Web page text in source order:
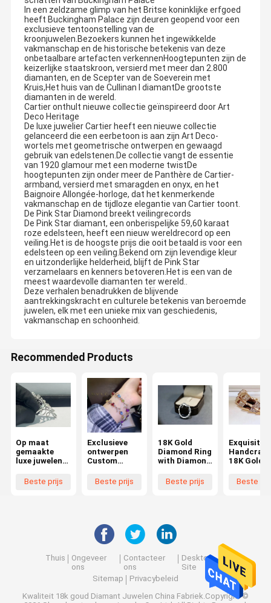
In een zeldzame glimp van het Britse koninklijke erfgoed
heeft Buckingham Palace zijn deuren geopend voor een
exclusieve tentoonstelling van de
kroonjuwelen.Bezoekers kunnen het ingewikkelde
vakmanschap en de historische betekenis van deze
onbetaalbare artefacten verkennenHoogtepunten zijn de
keizerlijke staatskroon, versierd met meer dan 2.800
diamanten, en de Scepter van de Soeverein met
Kruis,Het huis van de Cullinan I diamantDe grootste
diamanten in de wereld.
Cartier onthult nieuwe collectie geïnspireerd door Art
Deco Heritage
De luxe juwelier Cartier heeft een nieuwe collectie
gelanceerd die een eerbetoon is aan zijn Art Deco-
wortels met geometrische ontwerpen en gewaagd
gebruik van edelstenen.De collectie vangt de essentie
van 1920 glamour met een moderne twistDe
hoogtepunten zijn onder meer de Panthère de Cartier-
armband, versierd met smaragden en onyx, en het
Baignoire Allongée-horloge, dat het kenmerkende
vakmanschap en de tijdloze elegantie van Cartier toont.
De Pink Star Diamond breekt veilingrecords
De Pink Star diamant, een onberispelijke 59,60 karaat
roze edelsteen, heeft een nieuw wereldrecord op een
veiling.Het is de hoogste prijs die ooit betaald is voor een
edelsteen op een veiling.Bekend om zijn levendige kleur
en uitzonderlijke helderheid, blijft de Pink Star
verzamelaars en kenners betoveren.Het is een van de
meest waardevolle diamanten ter wereld..
Deze verhalen benadrukken de blijvende
aantrekkingskracht en culturele betekenis van beroemde
juwelen, elk met een unieke mix van geschiedenis,
vakmanschap en schoonheid.
Recommended Products
Op maat
gemaakte
luxe juwelen
exclusieve
merkpersonal
Beste prijs
Exclusieve
ontwerpen
Custom
high-end
retailers en
Beste prijs
18K Gold
Diamond Ring
with Diamond
Diamond
Encrusted
Elegance
Beste prijs
Exquisite
18K Gold
with
Beste
Thuis
Ongeveer
ons
Contacteer
ons
Desktop
Site
Sitemap
Privacybeleid
Kwaliteit 18k goud Diamant Juwelen China Fabriek.Copyright ©